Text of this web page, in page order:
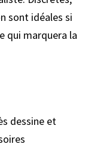
sont idéales si
qui marquera la
dessine et